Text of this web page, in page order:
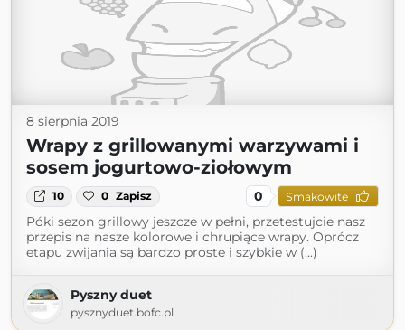
8 sierpnia 2019
Wrapy z grillowanymi warzywami i
sosem jogurtowo-ziołowym
10 0 Zapisz 0 Smakowite
Póki sezon grillowy jeszcze w pełni, przetestujcie nasz
przepis na nasze kolorowe i chrupiące wrapy. Oprócz
etapu zwijania są bardzo proste i szybkie w (...)
Pyszny duet
pysznyduet.bofc.pl